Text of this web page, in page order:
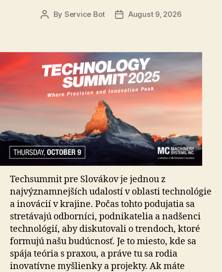
Post
By Service Bot
PostAugust 9, 2026
Techsummit pre Slovákov je jednou z
najvýznamnejších udalostí v oblasti technológie
a inovácií v krajine. Počas tohto podujatia sa
stretávajú odborníci, podnikatelia a nadšenci
technológií, aby diskutovali o trendoch, ktoré
formujú našu budúcnosť. Je to miesto, kde sa
spája teória s praxou, a práve tu sa rodia
inovatívne myšlienky a projekty. Ak máte